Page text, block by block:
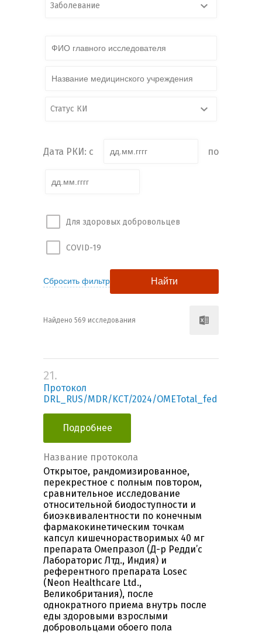
Заболевание
Статус КИ
Дата РКИ: с по
Для здоровых добровольцев
COVID-19
Найдено 569 исследования
21.
Протокол
DRL_RUS/MDR/KCT/2024/OMETotal_fed
Подробнее
Название протокола
Открытое, рандомизированное,
перекрестное с полным повтором,
сравнительное исследование
относительной биодоступности и
биоэквивалентности по конечным
фармакокинетическим точкам
капсул кишечнорастворимых 40 мг
препарата Омепразол (Д-р Редди’с
Лабораторис Лтд., Индия) и
референтного препарата Losec
(Neon Healthcare Ltd.,
Великобритания), после
однократного приема внутрь после
еды здоровыми взрослыми
добровольцами обоего пола